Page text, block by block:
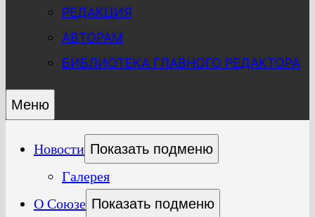
РЕДАКЦИЯ
АВТОРАМ
БИБЛИОТЕКА ГЛАВНОГО РЕДАКТОРА
Меню
Новости Показать подменю
Галерея
О Союзе Показать подменю